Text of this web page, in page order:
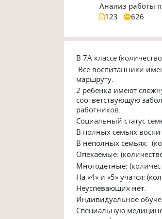
Анализ работы
123
626
В 7А классе
Все воспитанники
маршруту.
2 ребенка имеют
соответствующую
работников.
Социальный статус
В полных семьях
В неполных семьях:
Опекаемые:
Многодетные:
На «4» и «5» учатся:
Неуспевающих нет.
Индивидуальное
Специальную